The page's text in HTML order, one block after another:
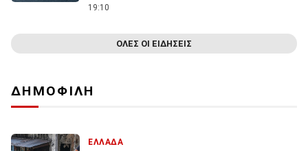
19:10
ΟΛΕΣ ΟΙ ΕΙΔΗΣΕΙΣ
ΔΗΜΟΦΙΛΗ
ΕΛΛΑΔΑ